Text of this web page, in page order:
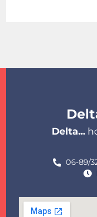
Delta...
06-89/